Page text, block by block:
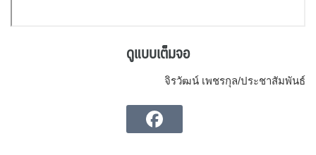
ดูแบบเต็มจอ
จิรวัฒน์ เพชรกุล/ประชาสัมพันธ์